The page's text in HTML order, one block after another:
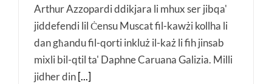
Arthur Azzopardi ddikjara li mhux ser jibqa'
jiddefendi lil Ċensu Muscat fil-kawżi kollha li
dan għandu fil-qorti inkluż il-każ li fih jinsab
mixli bil-qtil ta' Daphne Caruana Galizia. Milli
jidher din [...]